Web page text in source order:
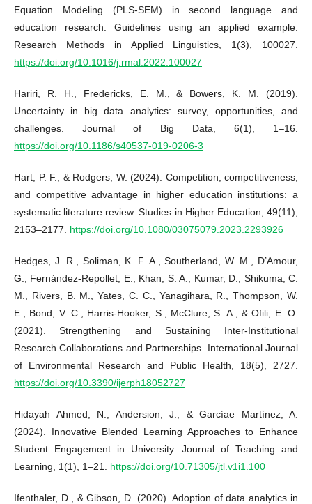
Equation Modeling (PLS-SEM) in second language and
education research: Guidelines using an applied example.
Research Methods in Applied Linguistics, 1(3), 100027.
https://doi.org/10.1016/j.rmal.2022.100027
Hariri, R. H., Fredericks, E. M., & Bowers, K. M. (2019).
Uncertainty in big data analytics: survey, opportunities, and
challenges. Journal of Big Data, 6(1), 1–16.
https://doi.org/10.1186/s40537-019-0206-3
Hart, P. F., & Rodgers, W. (2024). Competition, competitiveness,
and competitive advantage in higher education institutions: a
systematic literature review. Studies in Higher Education, 49(11),
2153–2177. https://doi.org/10.1080/03075079.2023.2293926
Hedges, J. R., Soliman, K. F. A., Southerland, W. M., D’Amour,
G., Fernández-Repollet, E., Khan, S. A., Kumar, D., Shikuma, C.
M., Rivers, B. M., Yates, C. C., Yanagihara, R., Thompson, W.
E., Bond, V. C., Harris-Hooker, S., McClure, S. A., & Ofili, E. O.
(2021). Strengthening and Sustaining Inter-Institutional
Research Collaborations and Partnerships. International Journal
of Environmental Research and Public Health, 18(5), 2727.
https://doi.org/10.3390/ijerph18052727
Hidayah Ahmed, N., Andersion, J., & Garcíae Martínez, A.
(2024). Innovative Blended Learning Approaches to Enhance
Student Engagement in University. Journal of Teaching and
Learning, 1(1), 1–21. https://doi.org/10.71305/jtl.v1i1.100
Ifenthaler, D., & Gibson, D. (2020). Adoption of data analytics in